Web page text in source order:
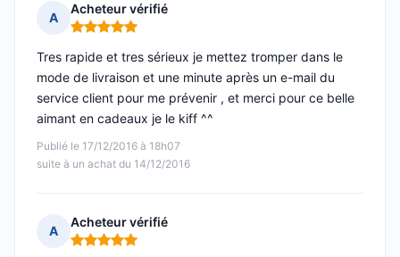
A
Acheteur vérifié
Note : 5 sur 5
Publié le 17/12/2016 à 18h07
suite à un achat du 14/12/2016
Tres rapide et tres sérieux je mettez tromper dans le
mode de livraison et une minute après un e-mail du
service client pour me prévenir , et merci pour ce belle
aimant en cadeaux je le kiff ^^
A
Acheteur vérifié
Note : 5 sur 5